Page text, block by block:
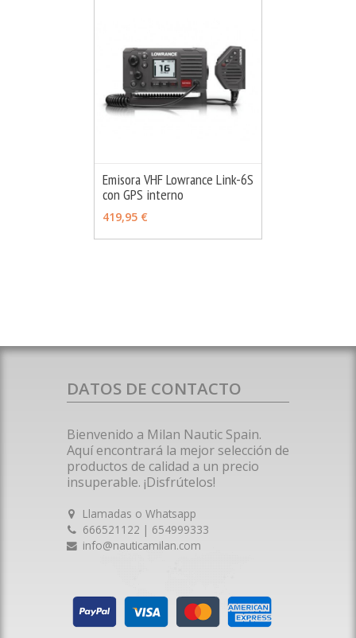
AÑADIR
Emisora VHF Lowrance Link-6S
con GPS interno
419,95 €
DATOS DE CONTACTO
Bienvenido a Milan Nautic Spain.
Aquí encontrará la mejor selección de
productos de calidad a un precio
insuperable. ¡Disfrútelos!
Llamadas o Whatsapp
666521122 | 654999333
info@nauticamilan.com